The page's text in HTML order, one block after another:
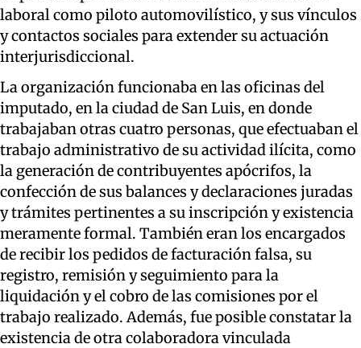
laboral como piloto automovilístico, y sus vínculos
y contactos sociales para extender su actuación
interjurisdiccional.
La organización funcionaba en las oficinas del
imputado, en la ciudad de San Luis, en donde
trabajaban otras cuatro personas, que efectuaban el
trabajo administrativo de su actividad ilícita, como
la generación de contribuyentes apócrifos, la
confección de sus balances y declaraciones juradas
y trámites pertinentes a su inscripción y existencia
meramente formal. También eran los encargados
de recibir los pedidos de facturación falsa, su
registro, remisión y seguimiento para la
liquidación y el cobro de las comisiones por el
trabajo realizado. Además, fue posible constatar la
existencia de otra colaboradora vinculada